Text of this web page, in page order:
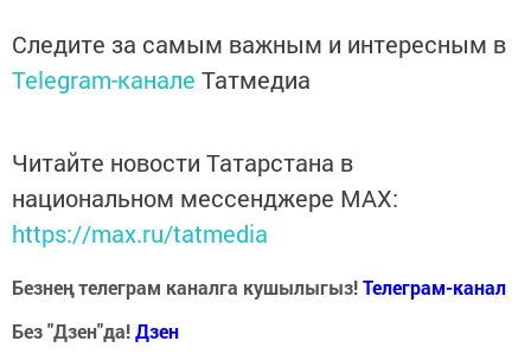
Следите за самым важным и интересным в
Telegram-канале Татмедиа
Читайте новости Татарстана в
национальном мессенджере MАХ:
https://max.ru/tatmedia
Безнең телеграм каналга кушылыгыз!Телеграм-канал
Без "Дзен"да!Дзен